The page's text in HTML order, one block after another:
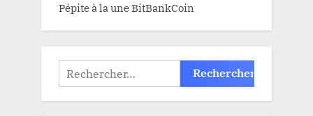
Pépite à la une BitBankCoin
Rechercher :